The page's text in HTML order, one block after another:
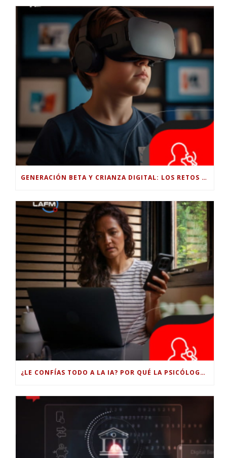
GENERACIÓN BETA Y CRIANZA DIGITAL: LOS RETOS DE CRIAR HIJOS EN LA ERA DE LA INTELIGENCIA ARTIFICIAL
¿LE CONFÍAS TODO A LA IA? POR QUÉ LA PSICÓLOGA DICE QUE ESO PUEDE COSTARTE TUS PROPIAS HABILIDADES